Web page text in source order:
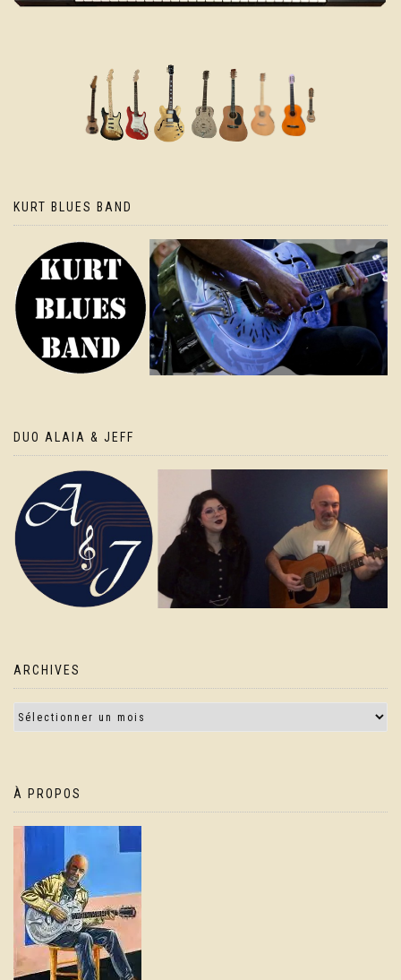
KURT BLUES BAND
DUO ALAIA & JEFF
ARCHIVES
À PROPOS